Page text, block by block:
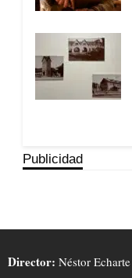
Publicidad
Director: Néstor Echarte